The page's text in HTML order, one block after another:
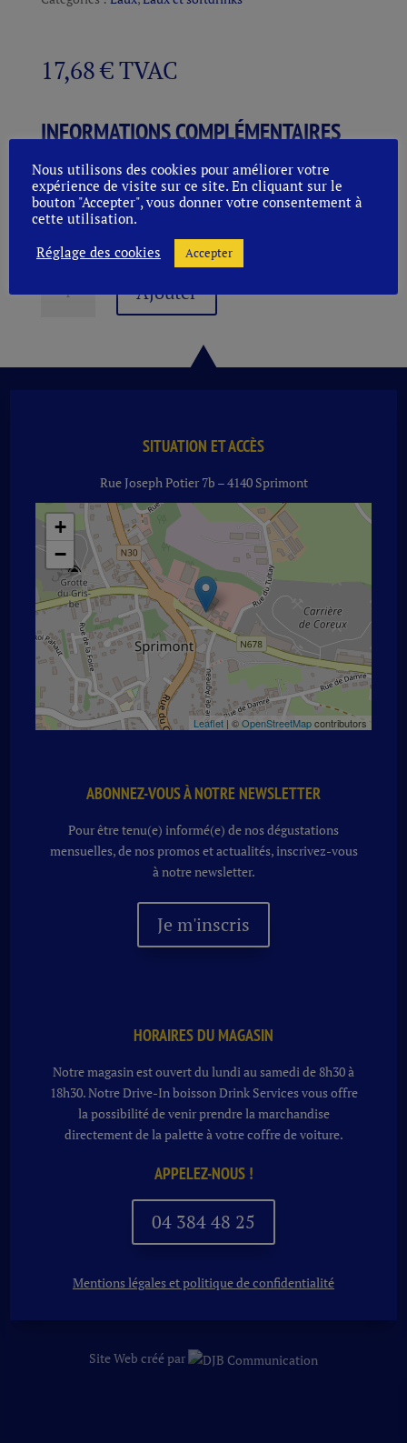
17,68€TVAC
INFORMATIONS COMPLÉMENTAIRES
Conditionnement RGB 0,50L.
de
CHAUDFONTAINE
Ajouter
SITUATION ET ACCÈS
Rue Joseph Potier 7b – 4140 Sprimont
+
−
Leaflet| ©OpenStreetMapcontributors
ABONNEZ-VOUS À NOTRE NEWSLETTER
Pour être tenu(e) informé(e) de nos dégustations
mensuelles, de nos promos et actualités, inscrivez-vous
à notre newsletter.
Je m'inscris
HORAIRES DU MAGASIN
Notre magasin est ouvert du lundi au samedi de 8h30 à
18h30. NotreDrive-In boissonDrink Services vous offre
la possibilité de venir prendre la marchandise
directement de la palette à votre coffre de voiture.
APPELEZ-NOUS !
04 384 48 25
Mentions légales et politique de confidentialité
Site Web créé par
Nous utilisons des cookies pour améliorer votre
expérience de visite sur ce site. En cliquant sur le
bouton "Accepter", vous donner votre consentement à
cette utilisation.
Réglage des cookies
Accepter